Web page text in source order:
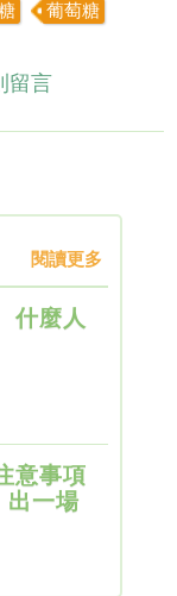
葡萄糖
留言
閱讀更多
什麼人
意事項
出一場